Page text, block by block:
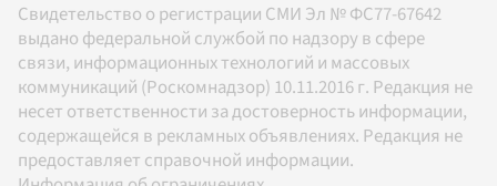
Свидетельство о регистрации СМИ Эл № ФС77-67642
выдано федеральной службой по надзору в сфере
связи, информационных технологий и массовых
коммуникаций (Роскомнадзор) 10.11.2016 г. Редакция не
несет ответственности за достоверность информации,
содержащейся в рекламных объявлениях. Редакция не
предоставляет справочной информации.